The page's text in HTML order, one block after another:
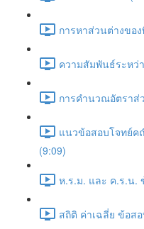
การหาส่วนต่างขอ
ความสัมพันธ์ระหว่
การคำนวณอัตราส่
แนวข้อสอบโจทย์ค
(9:09)
ห.ร.ม. และ ค.ร.น.
สถิติ ค่าเฉลี่ย ข้อส